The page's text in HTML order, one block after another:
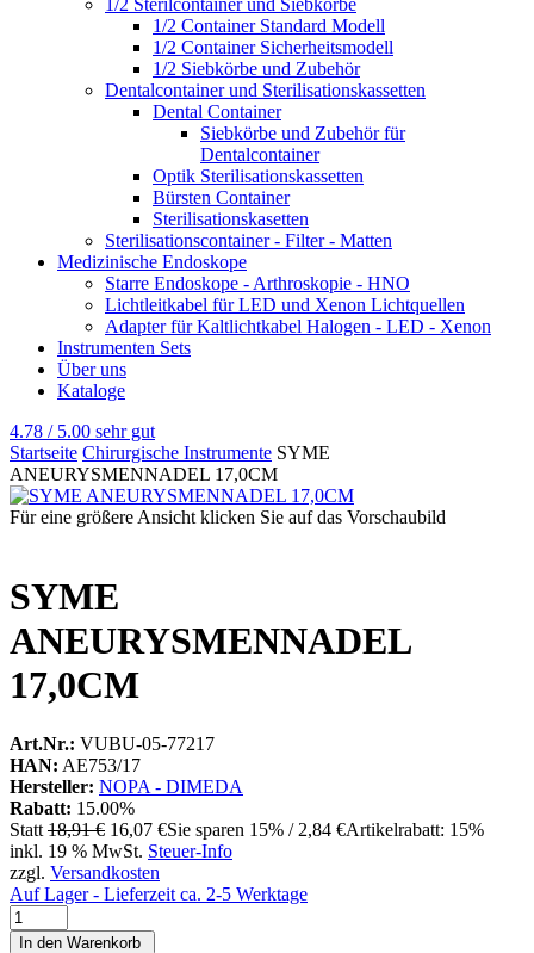
1/2 Sterilcontainer und Siebkörbe
1/2 Container Standard Modell
1/2 Container Sicherheitsmodell
1/2 Siebkörbe und Zubehör
Dentalcontainer und Sterilisationskassetten
Dental Container
Siebkörbe und Zubehör für
Dentalcontainer
Optik Sterilisationskassetten
Bürsten Container
Sterilisationskasetten
Sterilisationscontainer - Filter - Matten
Medizinische Endoskope
Starre Endoskope - Arthroskopie - HNO
Lichtleitkabel für LED und Xenon Lichtquellen
Adapter für Kaltlichtkabel Halogen - LED - Xenon
Instrumenten Sets
Über uns
Kataloge
4.78 / 5.00 sehr gut
Startseite Chirurgische Instrumente SYME
ANEURYSMENNADEL 17,0CM
Für eine größere Ansicht klicken Sie auf das Vorschaubild
SYME
ANEURYSMENNADEL
17,0CM
Art.Nr.: VUBU-05-77217
HAN: AE753/17
Hersteller: NOPA - DIMEDA
Rabatt: 15.00%
Statt 18,91 € 16,07 €Sie sparen 15% / 2,84 €Artikelrabatt: 15%
inkl. 19 % MwSt. Steuer-Info
zzgl. Versandkosten
Auf Lager - Lieferzeit ca. 2-5 Werktage
In den Warenkorb